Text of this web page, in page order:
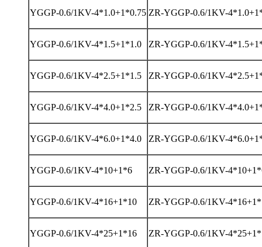
YGGP-0.6/1KV-4*1.0+1*0.75 ZR-YGGP-0.6/1KV-
YGGP-0.6/1KV-4*1.5+1*1.0 ZR-YGGP-0.6/1KV-
YGGP-0.6/1KV-4*2.5+1*1.5 ZR-YGGP-0.6/1KV-
YGGP-0.6/1KV-4*4.0+1*2.5 ZR-YGGP-0.6/1KV-
YGGP-0.6/1KV-4*6.0+1*4.0 ZR-YGGP-0.6/1KV-
YGGP-0.6/1KV-4*10+1*6 ZR-YGGP-0.6/1KV-
YGGP-0.6/1KV-4*16+1*10 ZR-YGGP-0.6/1KV-
YGGP-0.6/1KV-4*25+1*16 ZR-YGGP-0.6/1KV-